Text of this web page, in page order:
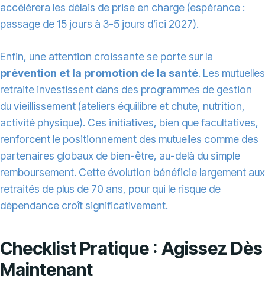
accélérera les délais de prise en charge (espérance :
passage de 15 jours à 3-5 jours d’ici 2027).
Enfin, une attention croissante se porte sur la
prévention et la promotion de la santé. Les mutuelles
retraite investissent dans des programmes de gestion
du vieillissement (ateliers équilibre et chute, nutrition,
activité physique). Ces initiatives, bien que facultatives,
renforcent le positionnement des mutuelles comme des
partenaires globaux de bien-être, au-delà du simple
remboursement. Cette évolution bénéficie largement aux
retraités de plus de 70 ans, pour qui le risque de
dépendance croît significativement.
Checklist Pratique : Agissez Dès
Maintenant